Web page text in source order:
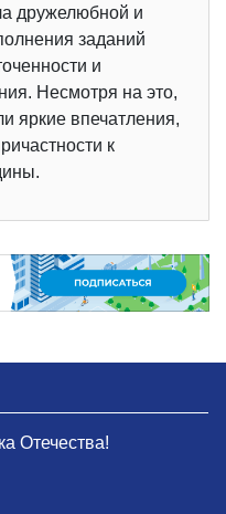
дружелюбной и
заданий
и
Несмотря на это,
яркие впечатления,
к
Отечества!